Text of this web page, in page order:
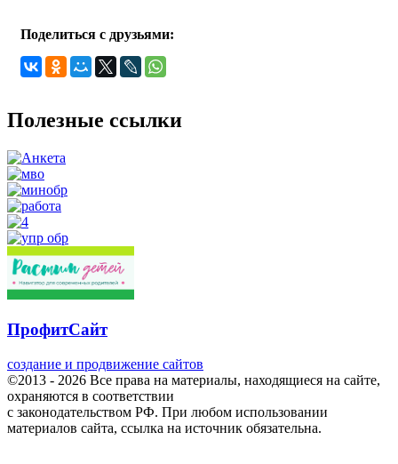
Поделиться с друзьями:
Полезные ссылки
ПрофитСайт
создание и продвижение сайтов
©2013 - 2026 Все права на материалы, находящиеся на сайте,
охраняются в соответствии
с законодательством РФ. При любом использовании
материалов сайта, ссылка на источник обязательна.